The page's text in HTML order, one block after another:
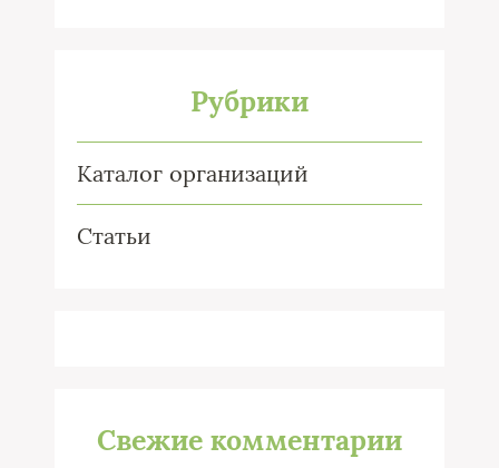
Рубрики
Каталог организаций
Статьи
Свежие комментарии